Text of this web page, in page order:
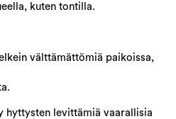
kuten tontilla.
välttämättömiä paikoissa,
hyttysten levittämiä vaarallisia